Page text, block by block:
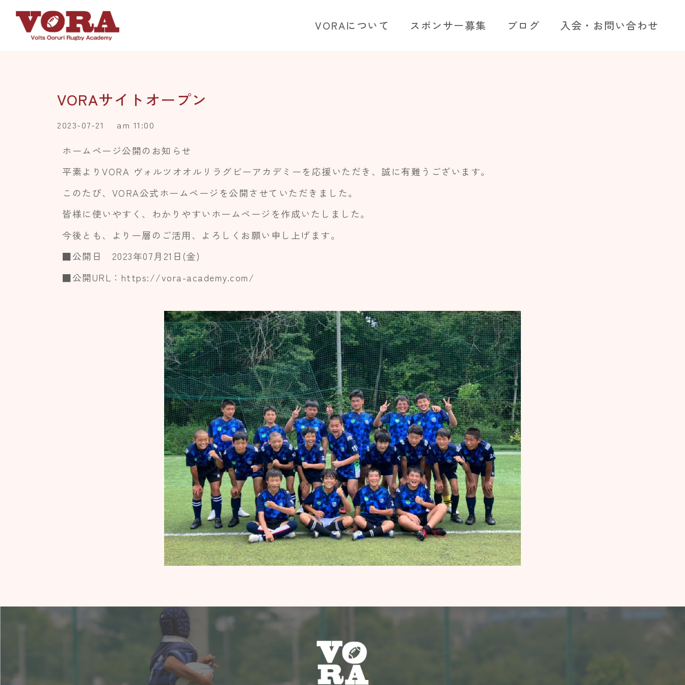
VORAについて スポンサー募集 ブログ 入会・お問い合わせ
VORAサイトオープン
2023-07-21 am 11:00
ホームページ公開のお知らせ
平素よりVORA ヴォルツオオルリラグビーアカデミーを応援いただき、誠に有難うございます。
このたび、VORA公式ホームページを公開させていただきました。
皆様に使いやすく、わかりやすいホームページを作成いたしました。
今後とも、より一層のご活用、よろしくお願い申し上げます。
■公開日 2023年07月21日(金)
■公開URL：https://vora-academy.com/